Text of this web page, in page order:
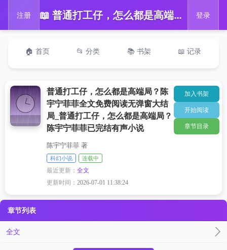
注册 📖 普通打工仔，怎么都是高端局？陈宇宁菲菲全文免费阅读无弹窗大结局_普通打工仔，怎么都是高端局？陈宇宁菲菲已完结有声小说 登录
🏠 首页 📂 分类 📚 书架 📖 记录
普通打工仔，怎么都是高端局？陈
宇宁菲菲全文免费阅读无弹窗大结
局_普通打工仔，怎么都是高端局？
陈宇宁菲菲已完结有声小说
陈宇宁菲菲 著
科幻小说 连载中
最近更新：全文
更新时间：2026-07-01 11:38:24
加入书架
开始阅读
章节目录
章节列表
全文